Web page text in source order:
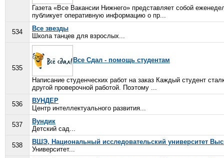
Газета «Все Вакансии Нижнего» представляет собой
публикует оперативную информацию о пр...
534
Все звезды
Школа танцев для взрослых...
535
Все Сдал - помощь студентам
Написание студенческих работ на заказ Каждый студент
другой проверочной работой. Поэтому ...
536
ВУНДЕР
Центр интеллектуального развития...
537
Вундик
Детский сад...
538
ВШЭ, Национальный исследовательский университет
Университет...